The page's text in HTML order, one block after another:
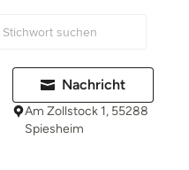
Nachricht
Am Zollstock 1, 55288
Spiesheim